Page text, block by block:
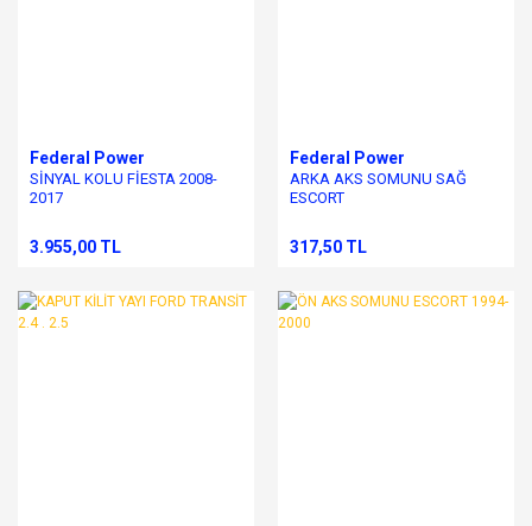
Federal Power
SİNYAL KOLU FİESTA 2008-
2017
3.955,00 TL
Federal Power
ARKA AKS SOMUNU SAĞ
ESCORT
317,50 TL